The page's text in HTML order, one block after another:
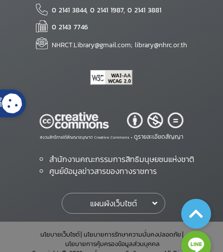
0 2141 3844, 0 2141 1987, 0 2141 3881
0 2143 7746
NHRCT.Library@gmail.com; library@nhrc.or.th
สงวนสิทธิ์ภายใต้สัญญาอนุญาต Creative Commons • ดูรายละเอียดสัญญา
สำนักงานคณะกรรมการสิทธิมนุษยชนแห่งชาติ
ศูนย์ข้อมูลข่าวสารของทางราชการ
แผนผังเว็บไซต์
นโยบายเว็บไซต์ นโยบายการรักษาความมั่นคงปลอดภัย
นโยบายการคุ้มครองข้อมูลส่วนบุคคล